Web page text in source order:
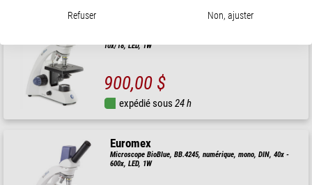
10x/18, LED, 1W
900,00 $
expédié sous 24 h
Euromex
Microscope BioBlue, BB.4245, numérique, mono, DIN, 40x -
600x, LED, 1W
Refuser Non, ajuster